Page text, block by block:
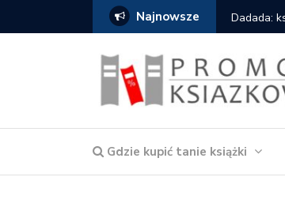
Najnowsze Dadada:
Gdzie kupić tanie książki